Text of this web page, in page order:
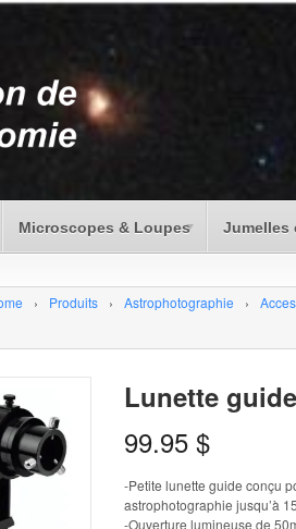
Microscopes & Loupes Jumelles
› Produits › Astrophotographie ›
Lunette
99.95 $
-Petite lunette guide conçu
astrophotographie jusqu’à
-Ouverture lumineuse de